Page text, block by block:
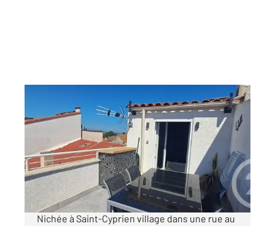
50,92 m2, 3 pièces
Ref : 6143
Maison à vendre
167 000 €
Visiter le site dédié
Nichée à Saint-Cyprien village dans une rue au